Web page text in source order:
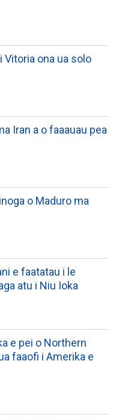
Vitoria ona ua solo
Iran a o faaauau pea
o Maduro ma
e faatatau i le
atu i Niu Ioka
e pei o Northern
faaofi i Amerika e